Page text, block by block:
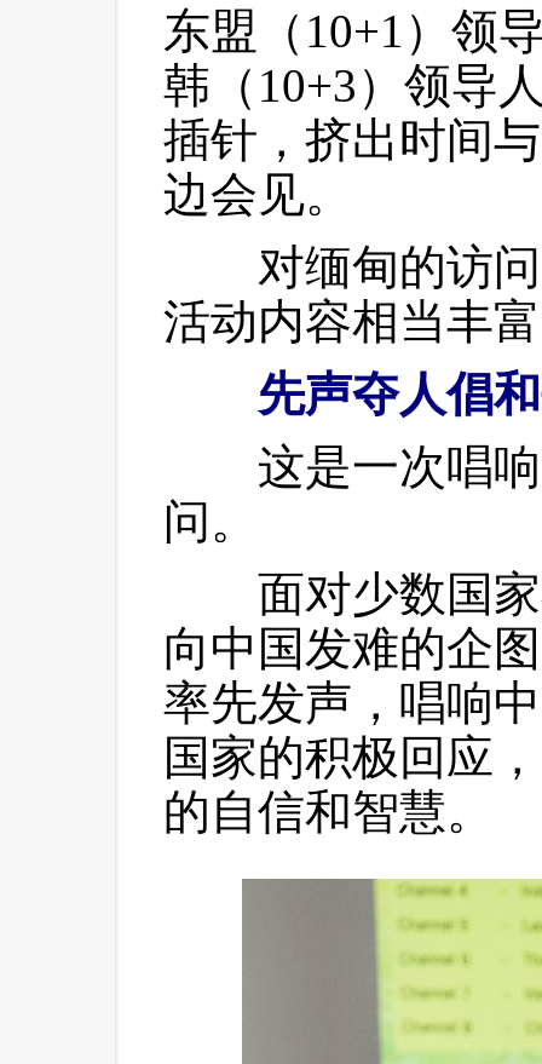
东盟（10+1）领
韩（10+3）领导
插针，挤出时间
边会见。
对缅甸的访问
活动内容相当丰
先声夺人倡
这是一次唱响
问。
面对少数国家
向中国发难的企
率先发声，唱响
国家的积极回应
的自信和智慧。